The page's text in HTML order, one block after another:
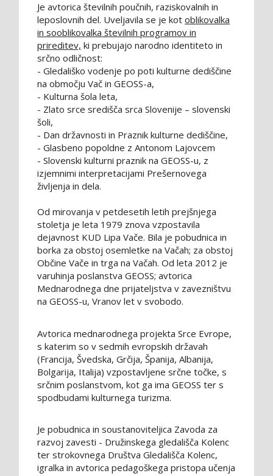
Je avtorica številnih poučnih, raziskovalnih in
leposlovnih del. Uveljavila se je kot oblikovalka
in sooblikovalka številnih programov in
prireditev, ki prebujajo narodno identiteto in
srčno odličnost:
- Gledališko vodenje po poti kulturne dediščine
na območju Vač in GEOSS-a,
- Kulturna šola leta,
- Zlato srce središča srca Slovenije – slovenski
šoli,
- Dan državnosti in Praznik kulturne dediščine,
- Glasbeno popoldne z Antonom Lajovcem
- Slovenski kulturni praznik na GEOSS-u, z
izjemnimi interpretacijami Prešernovega
življenja in dela.
Od mirovanja v petdesetih letih prejšnjega
stoletja je leta 1979 znova vzpostavila
dejavnost KUD Lipa Vače. Bila je pobudnica in
borka za obstoj osemletke na Vačah; za obstoj
Občine Vače in trga na Vačah. Od leta 2012 je
varuhinja poslanstva GEOSS; avtorica
Mednarodnega dne prijateljstva v zavezništvu
na GEOSS-u, Vranov let v svobodo.
Avtorica mednarodnega projekta Srce Evrope,
s katerim so v sedmih evropskih državah
(Francija, Švedska, Grčija, Španija, Albanija,
Bolgarija, Italija) vzpostavljene srčne točke, s
srčnim poslanstvom, kot ga ima GEOSS ter s
spodbudami kulturnega turizma.
Je pobudnica in soustanoviteljica Zavoda za
razvoj zavesti - Družinskega gledališča Kolenc
ter strokovnega Društva Gledališča Kolenc,
igralka in avtorica pedagoškega pristopa učenja